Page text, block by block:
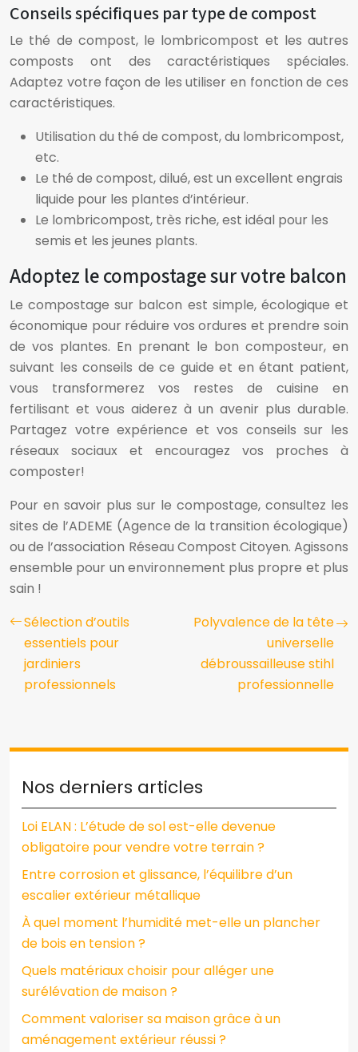
Conseils spécifiques par type de compost
Le thé de compost, le lombricompost et les autres
composts ont des caractéristiques spéciales.
Adaptez votre façon de les utiliser en fonction de ces
caractéristiques.
Utilisation du thé de compost, du lombricompost,
etc.
Le thé de compost, dilué, est un excellent engrais
liquide pour les plantes d’intérieur.
Le lombricompost, très riche, est idéal pour les
semis et les jeunes plants.
Adoptez le compostage sur votre balcon
Le compostage sur balcon est simple, écologique et
économique pour réduire vos ordures et prendre soin
de vos plantes. En prenant le bon composteur, en
suivant les conseils de ce guide et en étant patient,
vous transformerez vos restes de cuisine en
fertilisant et vous aiderez à un avenir plus durable.
Partagez votre expérience et vos conseils sur les
réseaux sociaux et encouragez vos proches à
composter!
Pour en savoir plus sur le compostage, consultez les
sites de l’ADEME (Agence de la transition écologique)
ou de l’association Réseau Compost Citoyen. Agissons
ensemble pour un environnement plus propre et plus
sain !
Sélection d’outils
essentiels pour
jardiniers
professionnels
Polyvalence de la tête
universelle
débroussailleuse stihl
professionnelle
Nos derniers articles
Loi ELAN : L’étude de sol est-elle devenue
obligatoire pour vendre votre terrain ?
Entre corrosion et glissance, l’équilibre d’un
escalier extérieur métallique
À quel moment l’humidité met-elle un plancher
de bois en tension ?
Quels matériaux choisir pour alléger une
surélévation de maison ?
Comment valoriser sa maison grâce à un
aménagement extérieur réussi ?